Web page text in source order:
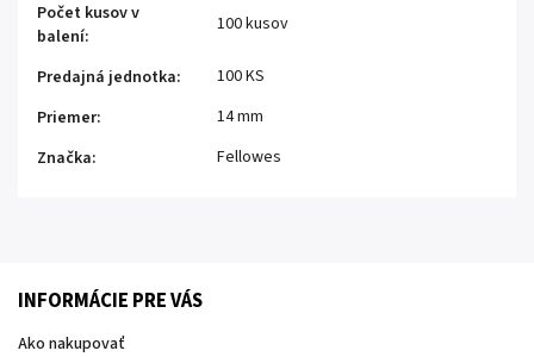
Počet kusov v
balení:
100 kusov
Predajná jednotka:
100 KS
Priemer:
14 mm
Značka: Fellowes
INFORMÁCIE PRE VÁS
Ako nakupovať